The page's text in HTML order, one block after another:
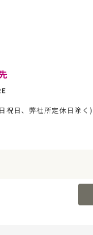
祝日、弊社所定休日除く)